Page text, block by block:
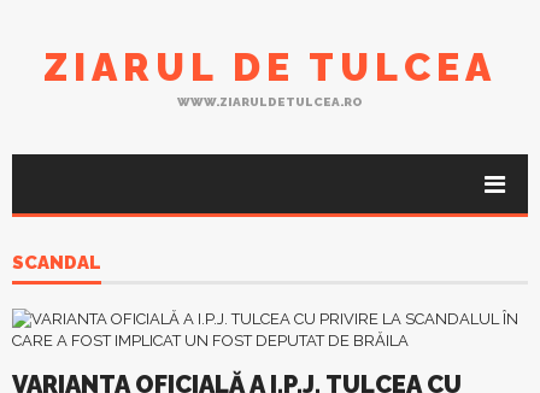
ZIARUL DE TULCEA
WWW.ZIARULDETULCEA.RO
SCANDAL
VARIANTA OFICIALĂ A I.P.J. TULCEA CU